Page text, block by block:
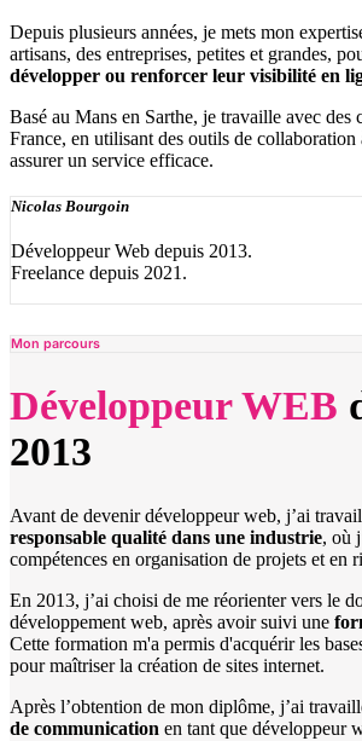
Depuis plusieurs années, je mets mon
artisans, des entreprises, petites et grandes,
développer ou renforcer leur visibilité en
Basé au Mans en Sarthe, je travaille avec des
France, en utilisant des outils de collaboration
assurer un service efficace.
Nicolas Bourgoin
Développeur Web depuis 2013.
Freelance depuis 2021.
Mon parcours
Développeur WEB
2013
Avant de devenir développeur web, j’ai
responsable qualité dans une industrie, où
compétences en organisation de projets et en
En 2013, j’ai choisi de me réorienter vers le
développement web, après avoir suivi une
Cette formation m'a permis d'acquérir les
pour maîtriser la création de sites internet.
Après l’obtention de mon diplôme, j’ai
de communication en tant que développeur